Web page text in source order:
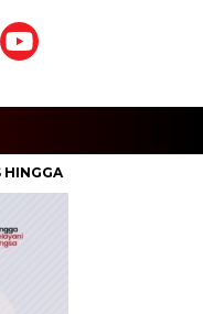
MASSAL